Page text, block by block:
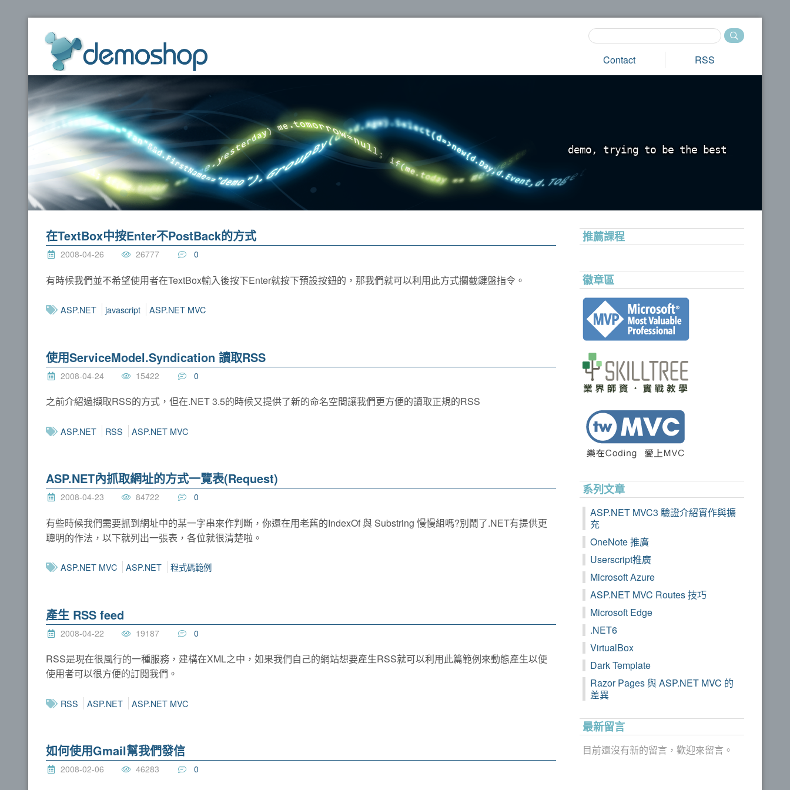
Contact RSS
demo , t rying to be t he best
在TextBox中按Enter不PostBack的方式
2008-04-26 26777 0
有時候我們並不希望使用者在TextBox輸入後按下Enter就按下預設按鈕的，那我們就可以利用此方式攔截鍵盤指令。
ASP.NET javascript ASP.NET MVC
使用ServiceModel.Syndication 讀取RSS
2008-04-24 15422 0
之前介紹過擷取RSS的方式，但在.NET 3.5的時候又提供了新的命名空間讓我們更方便的讀取正規的RSS
ASP.NET RSS ASP.NET MVC
ASP.NET內抓取網址的方式一覽表(Request)
2008-04-23 84722 0
有些時候我們需要抓到網址中的某一字串來作判斷，你還在用老舊的IndexOf 與 Substring 慢慢組嗎?別鬧了.NET有提供更
聰明的作法，以下就列出一張表，各位就很清楚啦。
ASP.NET MVC ASP.NET 程式碼範例
產生 RSS feed
2008-04-22 19187 0
RSS是現在很風行的一種服務，建構在XML之中，如果我們自己的網站想要產生RSS就可以利用此篇範例來動態產生以便
使用者可以很方便的訂閱我們。
RSS ASP.NET ASP.NET MVC
如何使用Gmail幫我們發信
2008-02-06 46283 0
推薦課程
徽章區
系列文章
ASP.NET MVC3 驗證介紹實作與擴
充
OneNote 推廣
Userscript推廣
Microsoft Azure
ASP.NET MVC Routes 技巧
Microsoft Edge
.NET6
VirtualBox
Dark Template
Razor Pages 與 ASP.NET MVC 的
差異
最新留言
目前還沒有新的留言，歡迎來留言。